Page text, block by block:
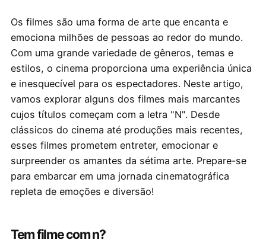
Os filmes são uma forma de arte que encanta e
emociona milhões de pessoas ao redor do mundo.
Com uma grande variedade de gêneros, temas e
estilos, o cinema proporciona uma experiência única
e inesquecível para os espectadores. Neste artigo,
vamos explorar alguns dos filmes mais marcantes
cujos títulos começam com a letra "N". Desde
clássicos do cinema até produções mais recentes,
esses filmes prometem entreter, emocionar e
surpreender os amantes da sétima arte. Prepare-se
para embarcar em uma jornada cinematográfica
repleta de emoções e diversão!
Tem filme com n?